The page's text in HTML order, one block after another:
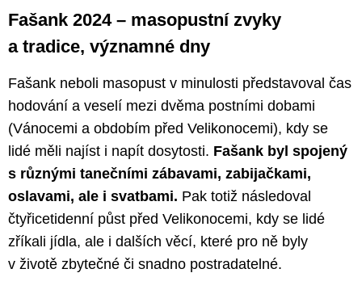
Fašank 2024 – masopustní zvyky
a tradice, významné dny
Fašank neboli masopust v minulosti představoval čas
hodování a veselí mezi dvěma postními dobami
(Vánocemi a obdobím před Velikonocemi), kdy se
lidé měli najíst i napít dosytosti. Fašank byl spojený
s různými tanečními zábavami, zabijačkami,
oslavami, ale i svatbami. Pak totiž následoval
čtyřicetidenní půst před Velikonocemi, kdy se lidé
zříkali jídla, ale i dalších věcí, které pro ně byly
v životě zbytečné či snadno postradatelné.